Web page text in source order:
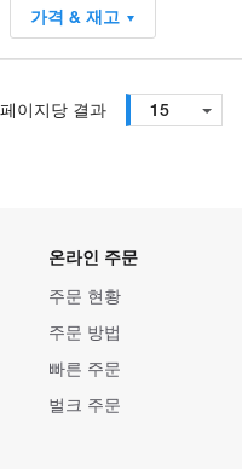
가격 & 재고
페이지당 결과 15
온라인 주문
주문 현황
주문 방법
빠른 주문
벌크 주문